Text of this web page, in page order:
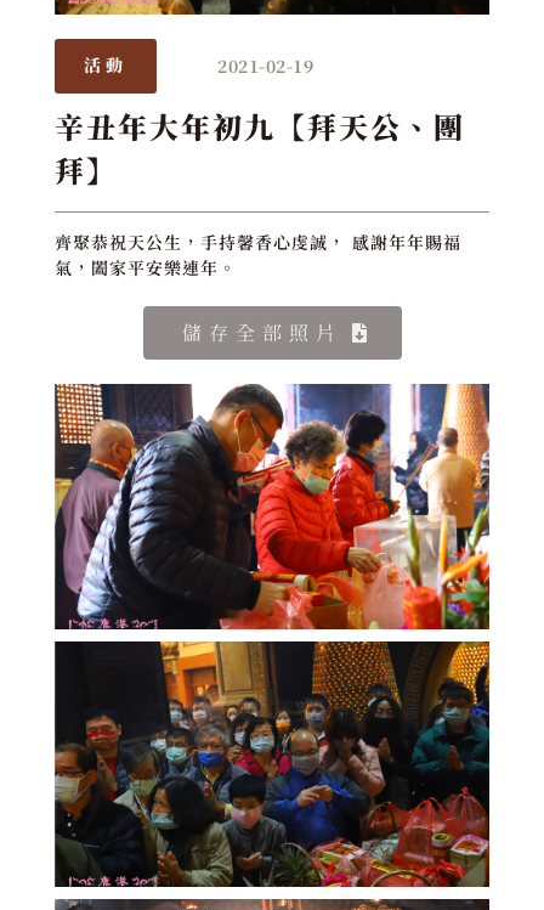
活動 2021-02-19
辛丑年大年初九【拜天公、團
拜】
齊聚恭祝天公生，手持馨香心虔誠， 感謝年年賜福
氣，闔家平安樂連年。
儲存全部照片